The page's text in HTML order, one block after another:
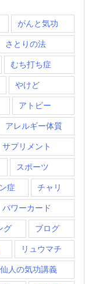
がんと気功
さとりの法
むち打ち症
やけど
アトピー
アレルギー体質
サプリメント
スポーツ
症 チャリ
パワーカード
グ ブログ
リュウマチ
人の気功講義